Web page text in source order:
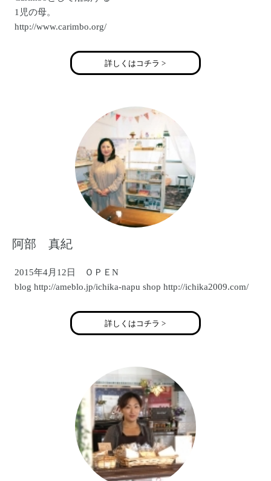
1児の母。
http://www.carimbo.org/
詳しくはコチラ >
阿部 真紀
2015年4月12日 ＯＰＥN
blog http://ameblo.jp/ichika-napu shop http://ichika2009.com/
詳しくはコチラ >